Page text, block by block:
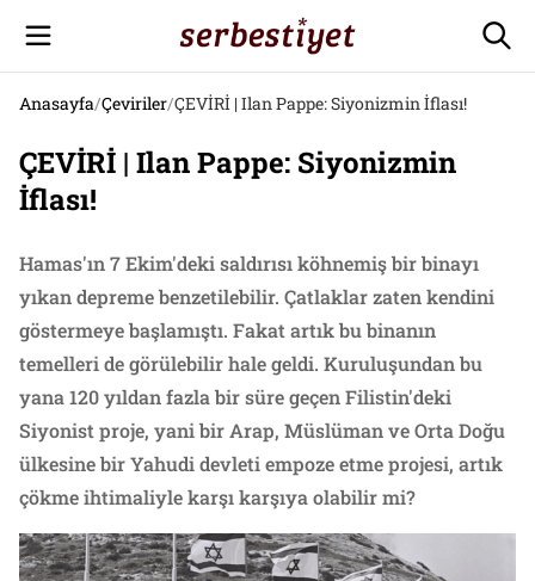
Anasayfa/Çeviriler/ÇEVİRİ | Ilan Pappe: Siyonizmin İflası!
ÇEVİRİ | Ilan Pappe: Siyonizmin
İflası!
Hamas'ın 7 Ekim'deki saldırısı köhnemiş bir binayı
yıkan depreme benzetilebilir. Çatlaklar zaten kendini
göstermeye başlamıştı. Fakat artık bu binanın
temelleri de görülebilir hale geldi. Kuruluşundan bu
yana 120 yıldan fazla bir süre geçen Filistin'deki
Siyonist proje, yani bir Arap, Müslüman ve Orta Doğu
ülkesine bir Yahudi devleti empoze etme projesi, artık
çökme ihtimaliyle karşı karşıya olabilir mi?